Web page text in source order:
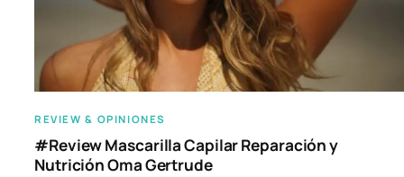
REVIEW & OPINIONES
#Review Mascarilla Capilar Reparación y
Nutrición Oma Gertrude